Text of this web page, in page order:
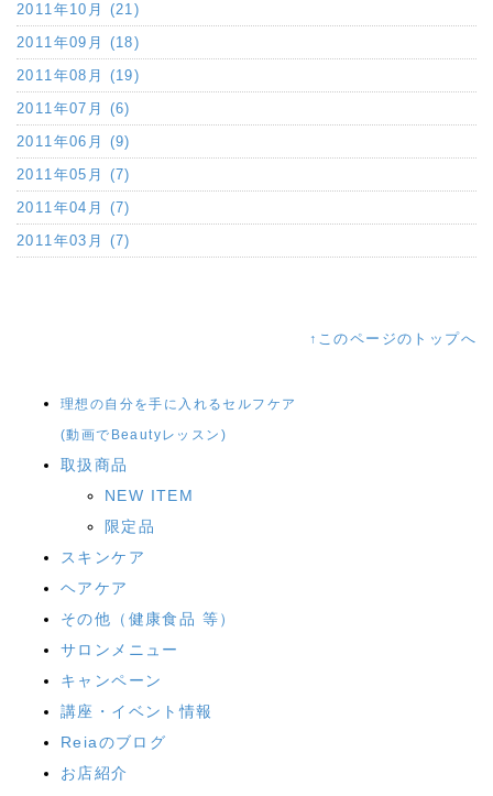
2011年10月 (21)
2011年09月 (18)
2011年08月 (19)
2011年07月 (6)
2011年06月 (9)
2011年05月 (7)
2011年04月 (7)
2011年03月 (7)
↑このページのトップへ
理想の自分を手に入れるセルフケア
(動画でBeautyレッスン)
取扱商品
NEW ITEM
限定品
スキンケア
ヘアケア
その他（健康食品 等）
サロンメニュー
キャンペーン
講座・イベント情報
Reiaのブログ
お店紹介